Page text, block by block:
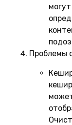
Проблемы